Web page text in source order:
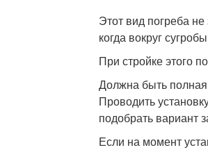
Этот вид погреба
когда вокруг
При стройке этого
Должна быть
Проводить
подобрать вариант
Если на момент